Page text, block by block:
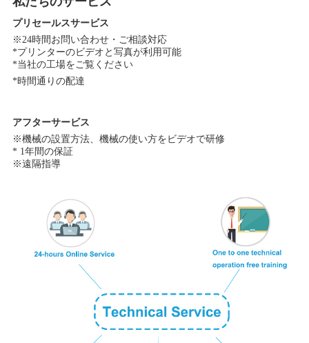
プリセールスサービス
※24時間お問い合わせ・ご相談対応
*プリンターのビデオと写真が利用可能
*当社の工場をご覧ください
*時間通りの配達
アフターサービス
※機械の設置方法、機械の使い方をビデオで研修
* 1年間の保証
※遠隔指導